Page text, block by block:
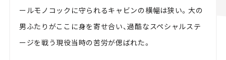
ールモノコックに守られるキャビンの横幅は狭い。大の
男ふたりがここに身を寄せ合い、過酷なスペシャルステ
ージを戦う現役当時の苦労が偲ばれた。